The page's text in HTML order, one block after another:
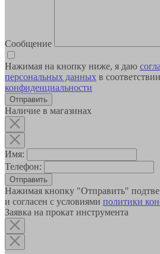
Сообщение
Нажимая на кнопку ниже, я даю
персональных данных в
конфиденциальности
Наличие в магазинах
Имя:
Телефон:
Отправить
Нажимая кнопку "Отправить"
и согласен с условиями политики
Заявка на прокат инструмента